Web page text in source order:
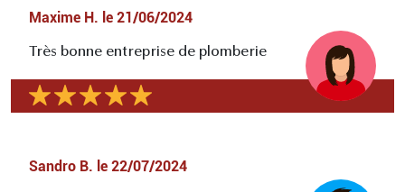
Maxime H. le 21/06/2024
Très bonne entreprise de plomberie
Sandro B. le 22/07/2024